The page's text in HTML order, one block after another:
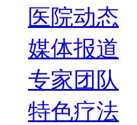
医院动态
媒体报道
专家团队
特色疗法